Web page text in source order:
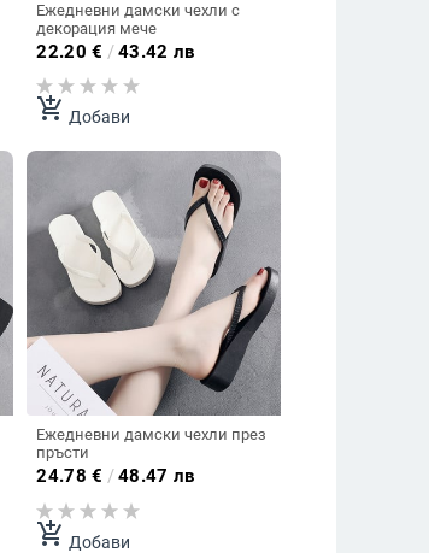
Ежедневни дамски чехли с
декорация мече
22.20 € /43.42 лв
add_shopping_cart Добави
Ежедневни дамски чехли през
пръсти
24.78 € /48.47 лв
add_shopping_cart Добави